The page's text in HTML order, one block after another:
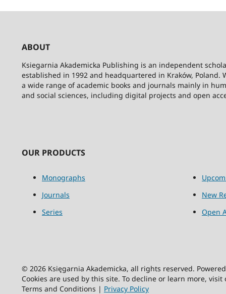
ABOUT
Ksiegarnia Akademicka Publishing is an independent
established in 1992 and headquartered in Kraków, Poland.
a wide range of academic books and journals mainly in
and social sciences, including digital projects and open
OUR PRODUCTS
Monographs
Journals
Series
New
Open
© 2026 Księgarnia Akademicka, all rights reserved.
Cookies are used by this site. To decline or learn more,
Terms and Conditions | Privacy Policy